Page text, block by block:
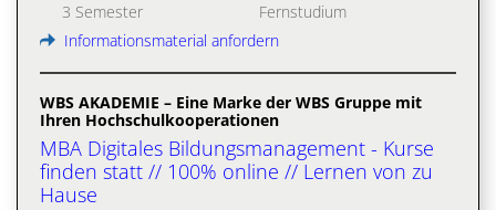
3 Semester
Fernstudium
Informationsmaterial anfordern
WBS AKADEMIE – Eine Marke der WBS Gruppe mit
Ihren Hochschulkooperationen
MBA Digitales Bildungsmanagement - Kurse
finden statt // 100% online // Lernen von zu
Hause